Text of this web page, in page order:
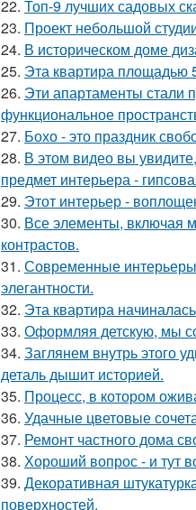
22. Топ-9 лучших садовых
23. Проект небольшой
24. В историческом доме
25. Эта квартира площадью
26. Эти апартаменты стали
функциональное
27. Бохо - это праздник
28. В этом видео вы
предмет интерьера -
29. Этот интерьер -
30. Все элементы, включая
контрастов.
31. Современные
элегантности.
32. Эта квартира
33. Оформляя детскую, мы
34. Заглянем внутрь этого
деталь дышит историей.
35. Процесс, в котором
36. Удачные цветовые
37. Ремонт частного дома
38. Хороший вопрос - и тут
39. Декоративная
поверхностей.